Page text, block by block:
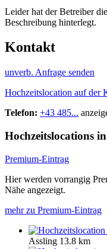
Leider hat der Betreiber
Beschreibung hinterlegt.
Kontakt
unverb. Anfrage senden
Hochzeitslocation auf der
Telefon: +43 485...
Hochzeitslocations
Premium-Eintrag
Hier werden vorrangig
Nähe angezeigt.
mehr zu Premium-Eintrag
Assling 13.8 km